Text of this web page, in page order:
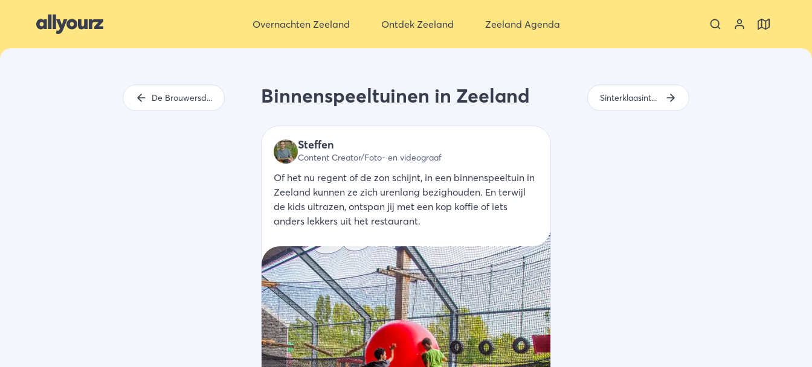
Overnachten Zeeland Ontdek Zeeland Zeeland Agenda
De Brouwersdam Binnenspeeltuinen in Zeeland
Steffen
Content Creator/Foto- en videograaf
Of het nu regent of de zon schijnt, in een binnenspeeltuin in
Zeeland kunnen ze zich urenlang bezighouden. En terwijl
de kids uitrazen, ontspan jij met een kop koffie of iets
anders lekkers uit het restaurant.
Sinterklaasintocht 2023